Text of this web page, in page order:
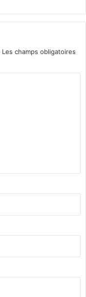
Les champs obligatoires